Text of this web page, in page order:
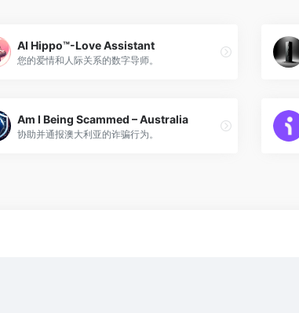
AI Hippo™-Love Assistant
您的爱情和人际关系的数字导师。
Am I Being Scammed – Australia
协助并通报澳大利亚的诈骗行为。